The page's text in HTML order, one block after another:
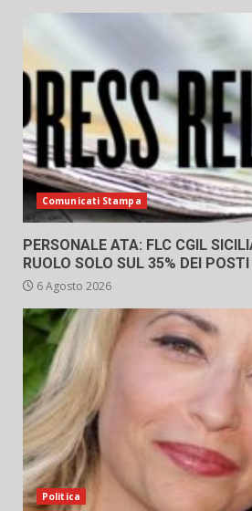
Comunicati Stampa
PERSONALE ATA: FLC CGIL
RUOLO SOLO SUL 35% DEI POSTI
6 Agosto 2026
Politica